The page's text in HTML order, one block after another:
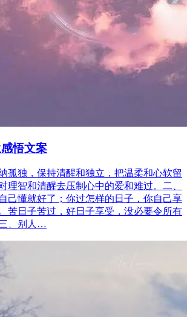
悟文案
孤独，保持清醒和独立，把温柔和心软留
理智和清醒去压制心中的爱和难过。二、
己懂就好了；你过怎样的日子，你自己享
苦日子苦过，好日子享受，没必要令所有
、别人…